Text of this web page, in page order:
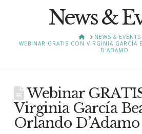
News &
HOMENEWS & EVENTS
WEBINAR GRATIS CON VIRGINIA GARCÍA
D'ADAMO
Webinar
Virginia García
Orlando D’Adamo